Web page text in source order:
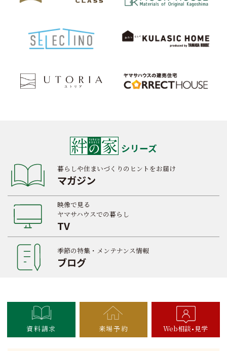
シリーズ
暮らしや住まいづくりのヒントをお届け
マガジン
映像で見る
ヤマサハウスでの暮らし
TV
季節の特集・メンテナンス情報
ブログ
資料請求 来場予約 Web相談 見学